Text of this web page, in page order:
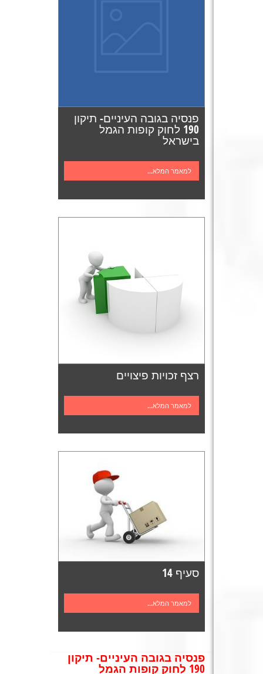
פנסיה בגובה העיניים- תיקון
190 לחוק קופות הגמל
בישראל
למאמר המלא...
רצף זכויות פיצויים
למאמר המלא...
סעיף 14
למאמר המלא...
פנסיה בגובה העיניים- תיקון
190 לחוק קופות הגמל